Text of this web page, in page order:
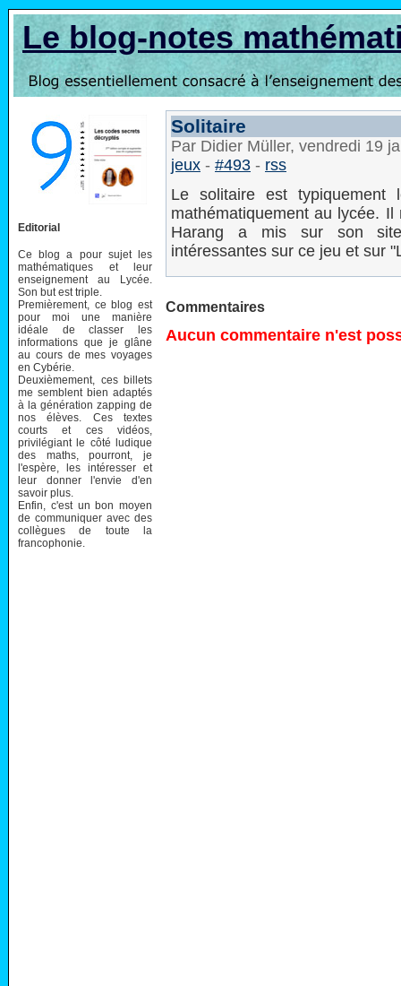
Le blog-notes
Editorial
Ce blog a pour sujet les
mathématiques et leur
enseignement au Lycée.
Son but est triple.
Premièrement, ce blog est
pour moi une manière
idéale de classer les
informations que je glâne
au cours de mes voyages
en Cybérie.
Deuxièmement, ces billets
me semblent bien adaptés
à la génération zapping de
nos élèves. Ces textes
courts et ces vidéos,
privilégiant le côté ludique
des maths, pourront, je
l'espère, les intéresser et
leur donner l'envie d'en
savoir plus.
Enfin, c'est un bon moyen
de communiquer avec des
collègues de toute la
francophonie.
Solitaire
Par Didier Müller, vendredi 19
jeux - #493 - rss
Le solitaire est
mathématiquement au lycée.
Harang a mis sur son
intéressantes sur ce jeu et sur
Commentaires
Aucun commentaire n'est